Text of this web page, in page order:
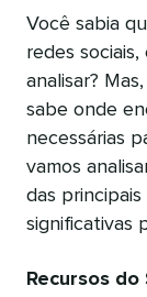
Você sabia
redes
analisar?
sabe onde
necessárias
vamos
das principais
significativas
Recursos